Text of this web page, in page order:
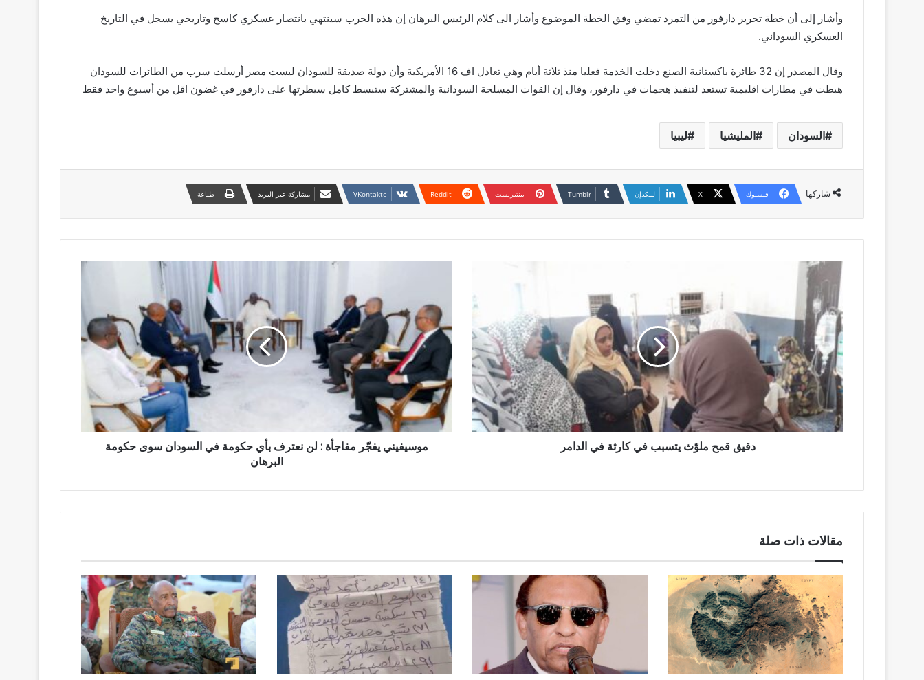
وأشار إلى أن خطة تحرير دارفور من التمرد تمضي وفق الخطة الموضوع وأشار الى كلام الرئيس البرهان إن هذه الحرب سينتهي بانتصار عسكري كاسح وتاريخي يسجل في التاريخ
العسكري السوداني.
وقال المصدر إن 32 طائرة باكستانية الصنع دخلت الخدمة فعليا منذ ثلاثة أيام وهي تعادل اف 16 الأمريكية وأن دولة صديقة للسودان ليست مصر أرسلت سرب من الطائرات للسودان
هبطت في مطارات اقليمية تستعد لتنفيذ هجمات في دارفور، وقال إن القوات المسلحة السودانية والمشتركة ستبسط كامل سيطرتها على دارفور في غضون اقل من أسبوع واحد فقط
السودان المليشيا ليبيا
شاركها فيسبوك ‫X لينكدإن بينتيريست مشاركة عبر البريد طباعة
دقيق
قمح
ملوّث
يتسبب
في
كارثة
في
الدامر
دقيق قمح ملوّث يتسبب في كارثة في الدامر
لن
نعترف
حكومة
في
السودان
سوى
حكومة
موسيفيني يفجّر مفاجأة : لن نعترف بأي حكومة في السودان سوى حكومة
البرهان
مقالات ذات صلة